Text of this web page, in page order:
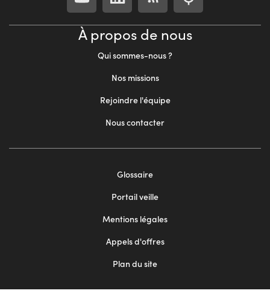
À propos de nous
Qui sommes-nous ?
Nos missions
Rejoindre l'équipe
Nous contacter
Glossaire
Portail veille
Mentions légales
Appels d'offres
Plan du site